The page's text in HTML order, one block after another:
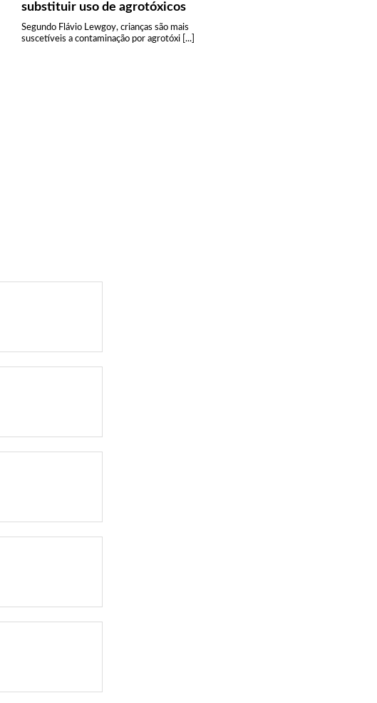
substituir uso de agrotóxicos
Segundo Flávio Lewgoy, crianças são mais
suscetíveis a contaminação por agrotóxi [...]